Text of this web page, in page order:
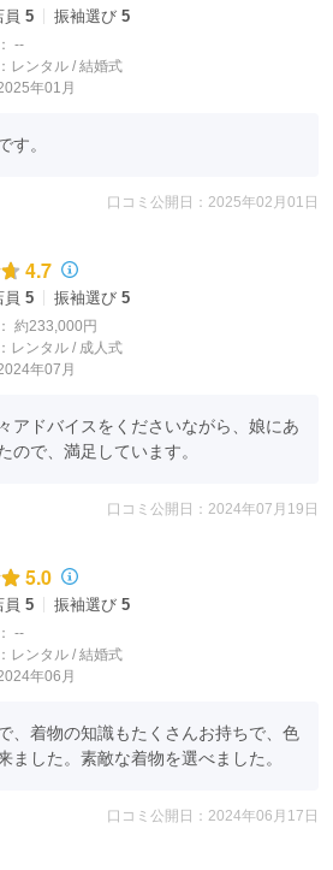
員 5 振袖選び 5
--
レンタル / 結婚式
年01月
す。
口コミ公開日：2025年02月01日
4.7
員 5 振袖選び 5
約233,000円
レンタル / 成人式
年07月
アドバイスをくださいながら、娘にあ
ので、満足しています。
口コミ公開日：2024年07月19日
5.0
員 5 振袖選び 5
--
レンタル / 結婚式
年06月
、着物の知識もたくさんお持ちで、色
ました。素敵な着物を選べました。
口コミ公開日：2024年06月17日